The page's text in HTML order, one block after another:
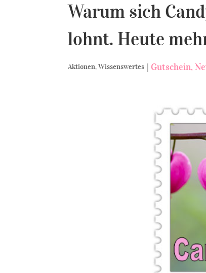
Warum sich
lohnt. Heute
Aktionen,Wissenswertes | Gutschein